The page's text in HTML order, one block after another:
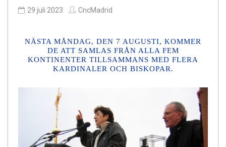
29 juli 2023 CncMadrid
NÄSTA MÅNDAG, DEN 7 AUGUSTI, KOMMER
DE ATT SAMLAS FRÅN ALLA FEM
KONTINENTER TILLSAMMANS MED FLERA
KARDINALER OCH BISKOPAR.